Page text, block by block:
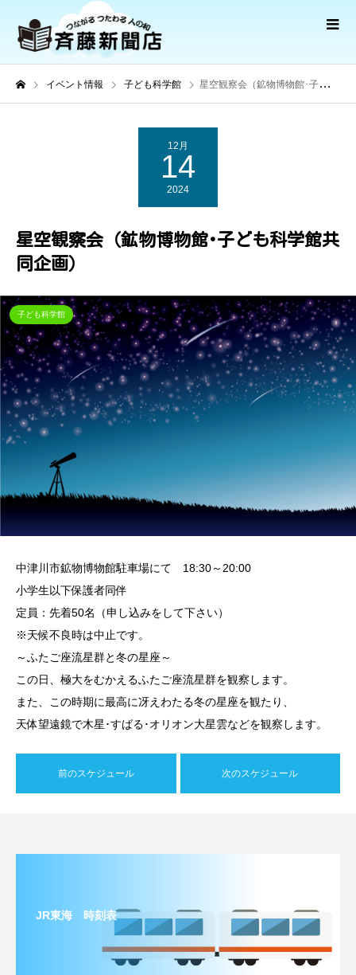
イベント情報 子ども科学館 星空観察会（鉱物博物館･子ども科学館共同企画）
12月
14
2024
星空観察会（鉱物博物館･子ども科学館共
同企画）
子ども科学館
中津川市鉱物博物館駐車場にて 18:30～20:00
小学生以下保護者同伴
定員：先着50名（申し込みをして下さい）
※天候不良時は中止です。
～ふたご座流星群と冬の星座～
この日、極大をむかえるふたご座流星群を観察します。
また、この時期に最高に冴えわたる冬の星座を観たり、
天体望遠鏡で木星･すばる･オリオン大星雲などを観察します。
前のスケジュール 次のスケジュール
JR東海 時刻表